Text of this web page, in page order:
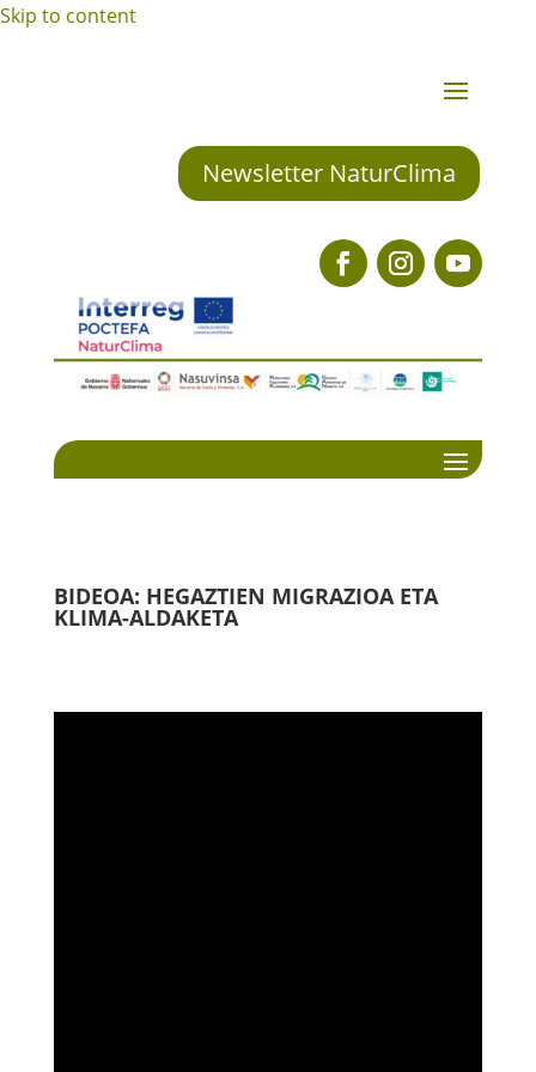
Skip to content
Newsletter NaturClima
BIDEOA: HEGAZTIEN MIGRAZIOA ETA
KLIMA-ALDAKETA